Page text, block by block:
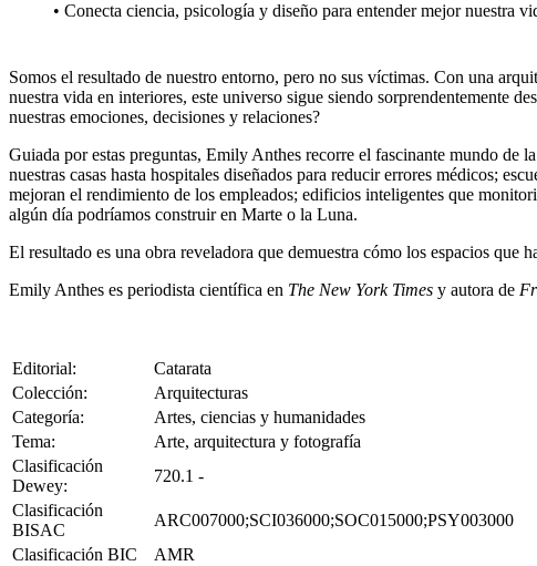
• Conecta ciencia, psicología y diseño para entender mejor nuestra
Somos el resultado de nuestro entorno, pero no sus víctimas. Con una
nuestra vida en interiores, este universo sigue siendo sorprendentemente
nuestras emociones, decisiones y relaciones?
Guiada por estas preguntas, Emily Anthes recorre el fascinante mundo de
nuestras casas hasta hospitales diseñados para reducir errores médicos;
mejoran el rendimiento de los empleados; edificios inteligentes que
algún día podríamos construir en Marte o la Luna.
El resultado es una obra reveladora que demuestra cómo los espacios
Emily Anthes es periodista científica en The New York Times y autora de
Editorial:
Catarata
Colección:
Arquitecturas
Categoría:
Artes, ciencias y humanidades
Tema:
Arte, arquitectura y fotografía
Clasificación
Dewey:
720.1 -
Clasificación
BISAC
ARC007000;SCI036000;SOC015000;PSY003000
Clasificación BIC
AMR